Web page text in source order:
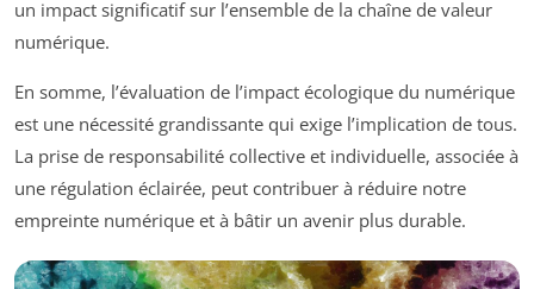
un impact significatif sur l’ensemble de la chaîne de valeur
numérique.
En somme, l’évaluation de l’impact écologique du numérique
est une nécessité grandissante qui exige l’implication de tous.
La prise de responsabilité collective et individuelle, associée à
une régulation éclairée, peut contribuer à réduire notre
empreinte numérique et à bâtir un avenir plus durable.